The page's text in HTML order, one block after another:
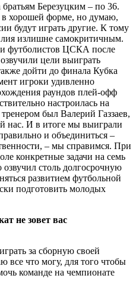
Березуцким – по 36.
хорошей форме, но думаю,
будут играть другие. К тому
излишне самокритичным.
футболистов ЦСКА после
цели выиграть
дойти до финала Кубка
игроки удивленно
раундов плей-офф
настроилась на
был Валерий Газзаев,
нас. И в итоге мы выиграли
и объединиться –
– мы справимся. При
конкретные задачи на семь
озвучил столь долгосрочную
развитием футбольной
подготовить молодых
не зовет вас
за сборную своей
все что могу, для того чтобы
команде на чемпионате